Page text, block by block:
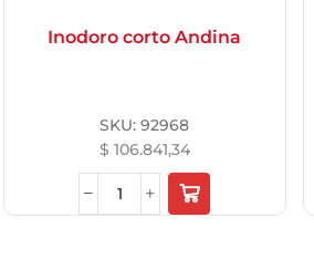
Inodoro corto Andina
SKU:92968
$ 106.841,34